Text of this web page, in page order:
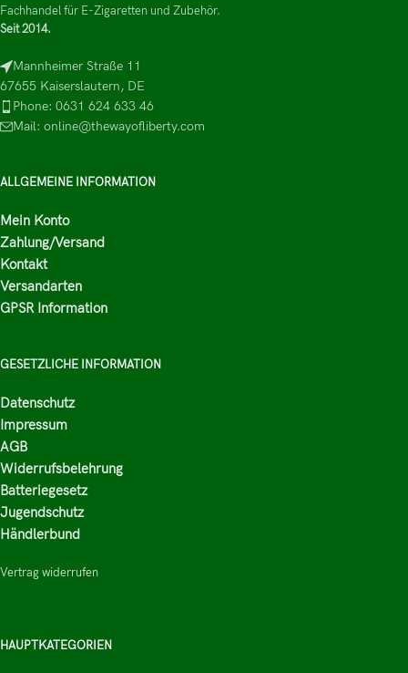
Fachhandel für E-Zigaretten und Zubehör.
Seit 2014.
Mannheimer Straße 11
67655 Kaiserslautern, DE
Phone: 0631 624 633 46
Mail: online@thewayofliberty.com
ALLGEMEINE INFORMATION
Mein Konto
Zahlung/Versand
Kontakt
Versandarten
GPSR Information
GESETZLICHE INFORMATION
Datenschutz
Impressum
AGB
Widerrufsbelehrung
Batteriegesetz
Jugendschutz
Händlerbund
Vertrag widerrufen
HAUPTKATEGORIEN